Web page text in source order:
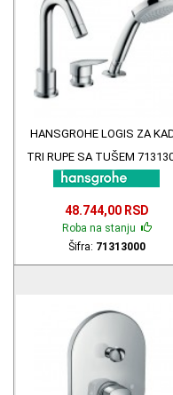
HANSGROHE LOGIS ZA
TRI RUPE SA TUŠEM
48.744,00 RSD
Roba na stanju
Šifra: 71313000